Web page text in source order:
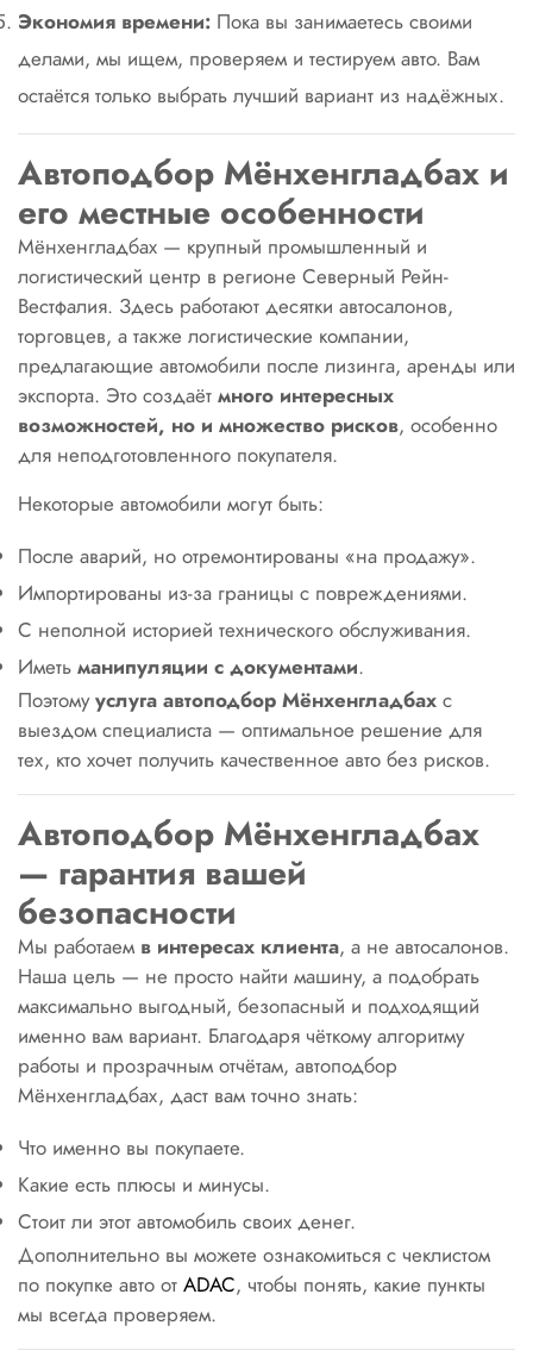
Экономия времени: Пока вы занимаетесь своими
делами, мы ищем, проверяем и тестируем авто. Вам
остаётся только выбрать лучший вариант из надёжных.
Автоподбор Мёнхенгладбах и
его местные особенности
Мёнхенгладбах — крупный промышленный и
логистический центр в регионе Северный Рейн-
Вестфалия. Здесь работают десятки автосалонов,
торговцев, а также логистические компании,
предлагающие автомобили после лизинга, аренды или
экспорта. Это создаёт много интересных
возможностей, но и множество рисков, особенно
для неподготовленного покупателя.
Некоторые автомобили могут быть:
После аварий, но отремонтированы «на продажу».
Импортированы из-за границы с повреждениями.
С неполной историей технического обслуживания.
Иметь манипуляции с документами.
Поэтомууслуга автоподбор Мёнхенгладбах с
выездом специалиста — оптимальное решение для
тех, кто хочет получить качественное авто без рисков.
Автоподбор Мёнхенгладбах
— гарантия вашей
безопасности
Мы работаем в интересах клиента, а не автосалонов.
Наша цель — не просто найти машину, а подобрать
максимально выгодный, безопасный и подходящий
именно вам вариант. Благодаря чёткому алгоритму
работы и прозрачным отчётам, автоподбор
Мёнхенгладбах, даст вам точно знать:
Что именно вы покупаете.
Какие есть плюсы и минусы.
Стоит ли этот автомобиль своих денег.
Дополнительно вы можете ознакомиться с чеклистом
по покупке авто от ADAC, чтобы понять, какие пункты
мы всегда проверяем.